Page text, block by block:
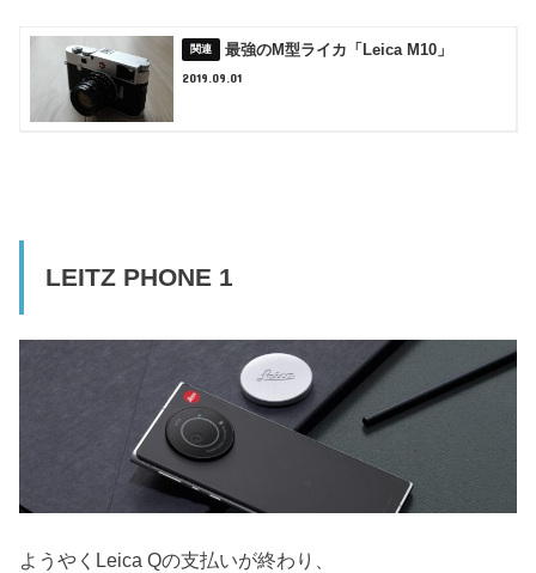
最強のM型ライカ「Leica M10」
2019.09.01
LEITZ PHONE 1
ようやくLeica Qの支払いが終わり、